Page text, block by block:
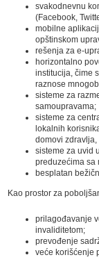
svakodnevnu
(Facebook,
mobilne
opštinskom
rešenja za e-
horizontalno
institucija, čime
raznose
sisteme za
samoupravama;
sisteme za
lokalnih
domovi
sisteme za uvid
preduzećima sa
besplatan
Kao prostor za
prilagođavanje
invaliditetom;
prevođenje
veće korišćenje